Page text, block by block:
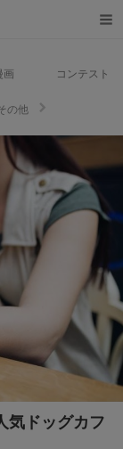
画 コンテスト
の他
気ドッグカフ